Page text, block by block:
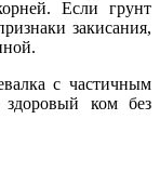
Если грунт
закисания,
с частичным
здоровый ком без